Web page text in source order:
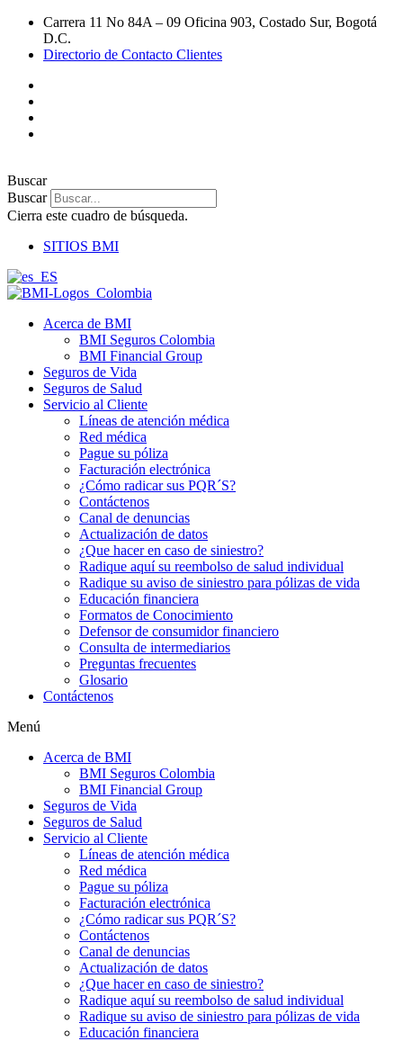
contenido
Carrera 11 No 84A – 09 Oficina 903, Costado Sur, Bogotá
D.C.
Directorio de Contacto Clientes
Buscar
Buscar
Cierra este cuadro de búsqueda.
SITIOS BMI
Acerca de BMI
BMI Seguros Colombia
BMI Financial Group
Seguros de Vida
Seguros de Salud
Servicio al Cliente
Líneas de atención médica
Red médica
Pague su póliza
Facturación electrónica
¿Cómo radicar sus PQR´S?
Contáctenos
Canal de denuncias
Actualización de datos
¿Que hacer en caso de siniestro?
Radique aquí su reembolso de salud individual
Radique su aviso de siniestro para pólizas de vida
Educación financiera
Formatos de Conocimiento
Defensor de consumidor financiero
Consulta de intermediarios
Preguntas frecuentes
Glosario
Contáctenos
Menú
Acerca de BMI
BMI Seguros Colombia
BMI Financial Group
Seguros de Vida
Seguros de Salud
Servicio al Cliente
Líneas de atención médica
Red médica
Pague su póliza
Facturación electrónica
¿Cómo radicar sus PQR´S?
Contáctenos
Canal de denuncias
Actualización de datos
¿Que hacer en caso de siniestro?
Radique aquí su reembolso de salud individual
Radique su aviso de siniestro para pólizas de vida
Educación financiera